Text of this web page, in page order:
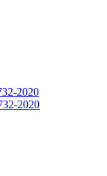
2020
2020